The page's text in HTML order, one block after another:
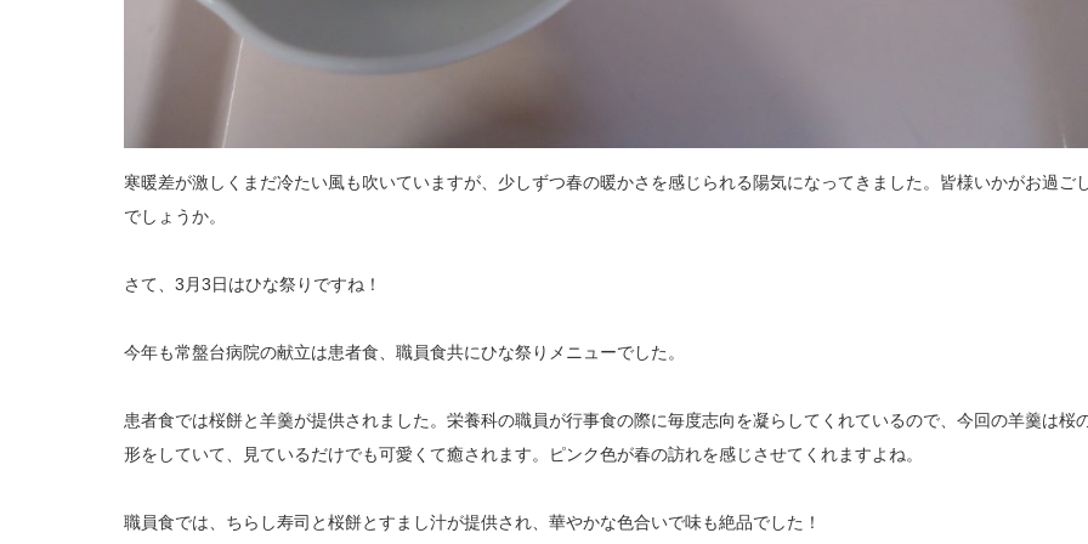
寒暖差が激しくまだ冷たい風も吹いていますが、少しずつ春の暖かさを感じられる陽気になってきました。皆様いかがお過ご
でしょうか。
さて、3月3日はひな祭りですね！
今年も常盤台病院の献立は患者食、職員食共にひな祭りメニューでした。
患者食では桜餅と羊羹が提供されました。栄養科の職員が行事食の際に毎度志向を凝らしてくれているので、今回の羊羹は桜
形をしていて、見ているだけでも可愛くて癒されます。ピンク色が春の訪れを感じさせてくれますよね。
職員食では、ちらし寿司と桜餅とすまし汁が提供され、華やかな色合いで味も絶品でした！